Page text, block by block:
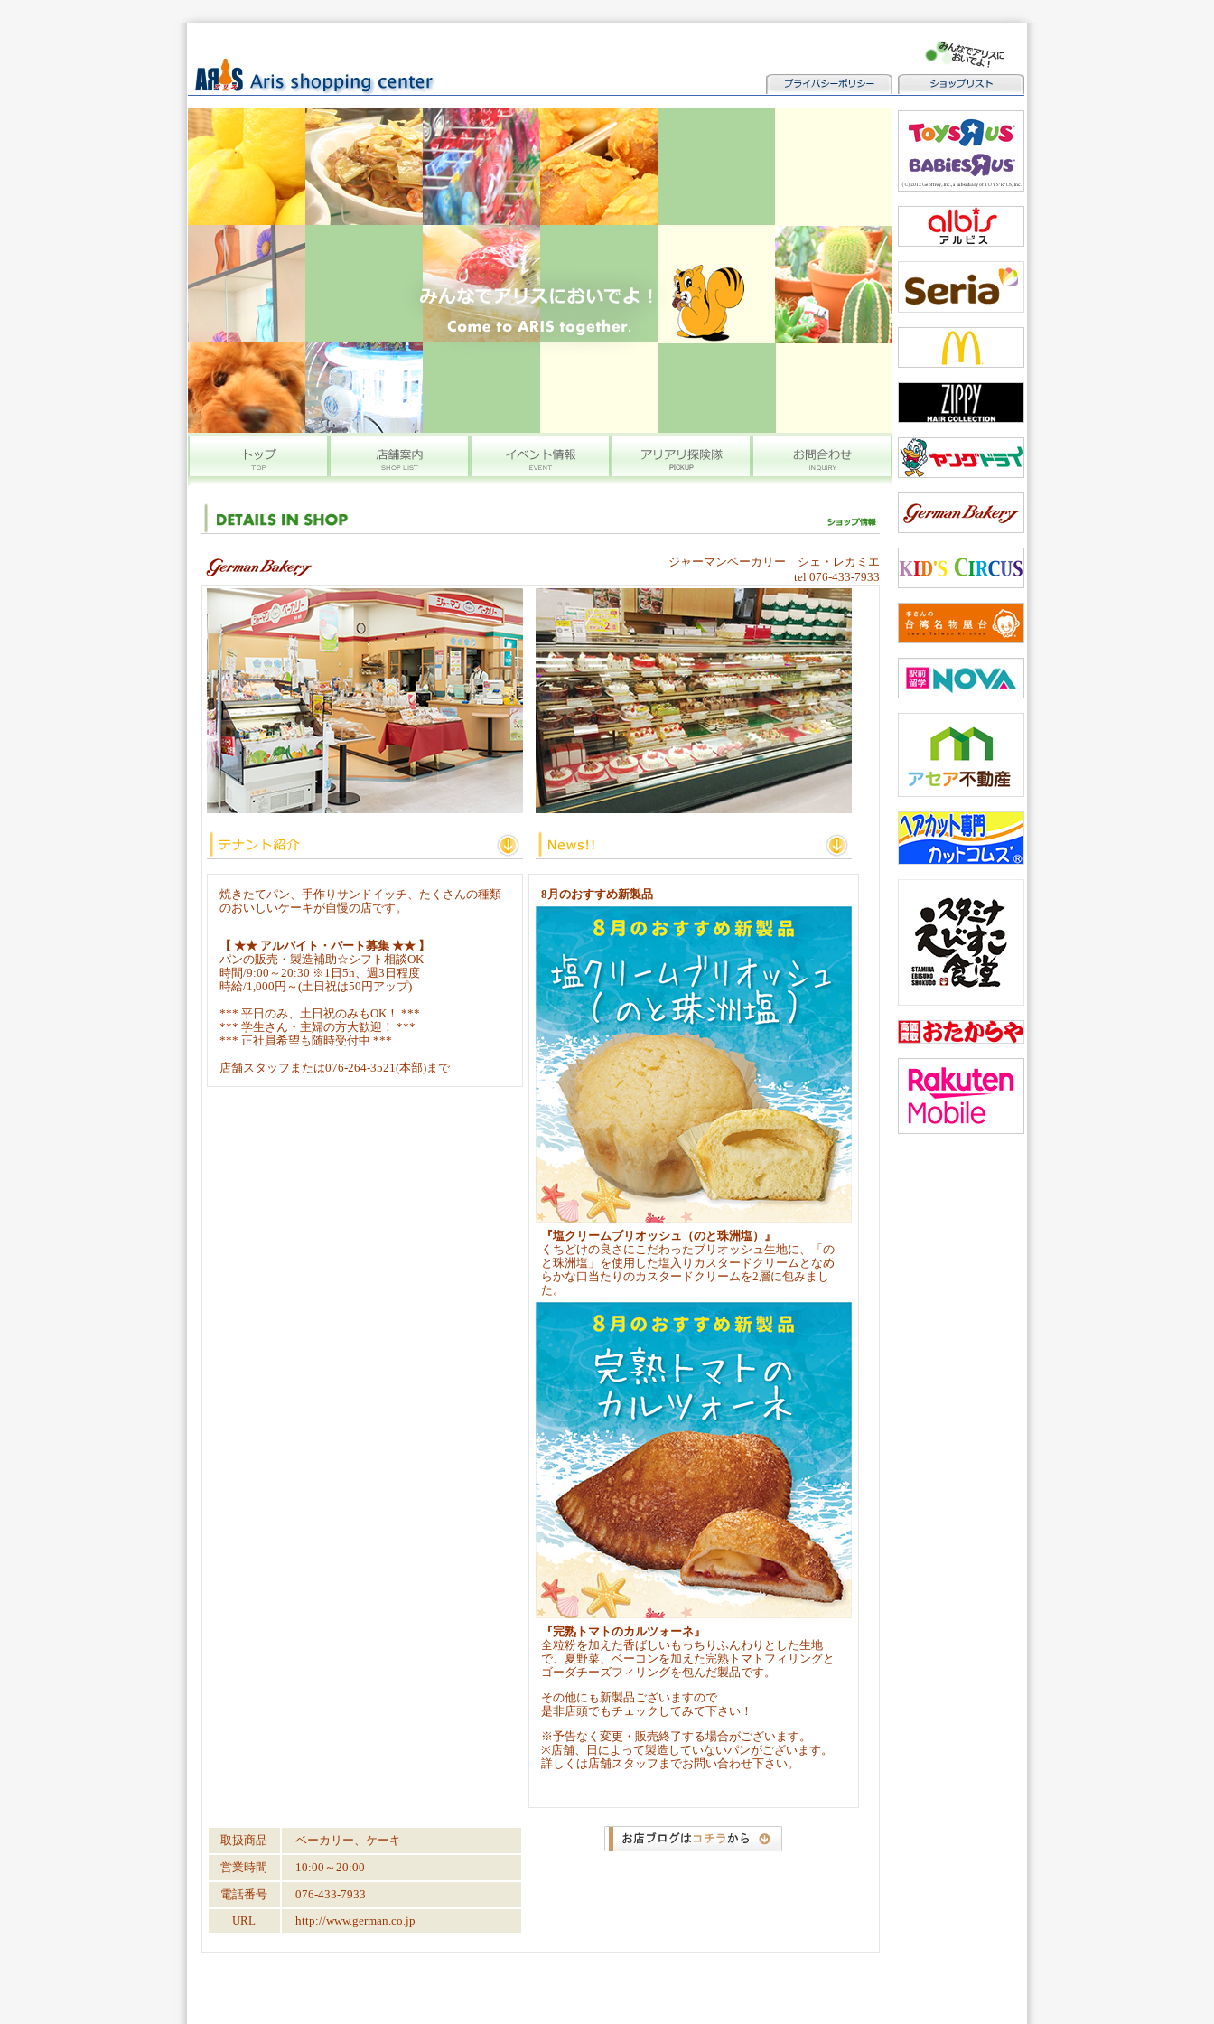
ジャーマンベーカリー シェ・レカミエ
tel 076-433-7933
焼きたてパン、手作りサンドイッチ、たくさんの種類
のおいしいケーキが自慢の店です。
【 ★★ アルバイト・パート募集 ★★ 】
パンの販売・製造補助☆シフト相談OK
時間/9:00～20:30 ※1日5h、週3日程度
時給/1,000円～(土日祝は50円アップ)
*** 平日のみ、土日祝のみもOK！ ***
*** 学生さん・主婦の方大歓迎！ ***
*** 正社員希望も随時受付中 ***
店舗スタッフまたは076-264-3521(本部)まで
8月のおすすめ新製品
『塩クリームブリオッシュ（のと珠洲塩）』
くちどけの良さにこだわったブリオッシュ生地に、「の
と珠洲塩」を使用した塩入りカスタードクリームとなめ
らかな口当たりのカスタードクリームを2層に包みまし
た。
『完熟トマトのカルツォーネ』
全粒粉を加えた香ばしいもっちりふんわりとした生地
で、夏野菜、ベーコンを加えた完熟トマトフィリングと
ゴーダチーズフィリングを包んだ製品です。
その他にも新製品ございますので
是非店頭でもチェックしてみて下さい！
※予告なく変更・販売終了する場合がございます。
※店舗、日によって製造していないパンがございます。
詳しくは店舗スタッフまでお問い合わせ下さい。
取扱商品
ベーカリー、ケーキ
営業時間
10:00～20:00
電話番号
076-433-7933
URL
http://www.german.co.jp